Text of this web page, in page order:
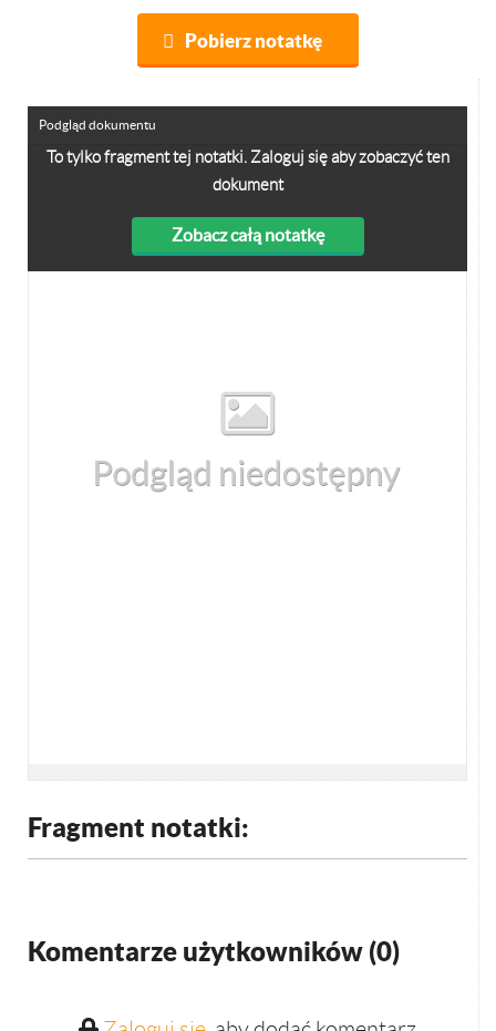
Pobierz notatkę
To tylko fragment tej notatki. Zaloguj się aby zobaczyć ten
dokument
Zobacz całą notatkę
Podgląd dokumentu
Fragment notatki:
Komentarze użytkowników (0)